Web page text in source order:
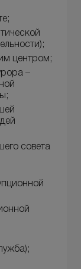
центром;
–
совета